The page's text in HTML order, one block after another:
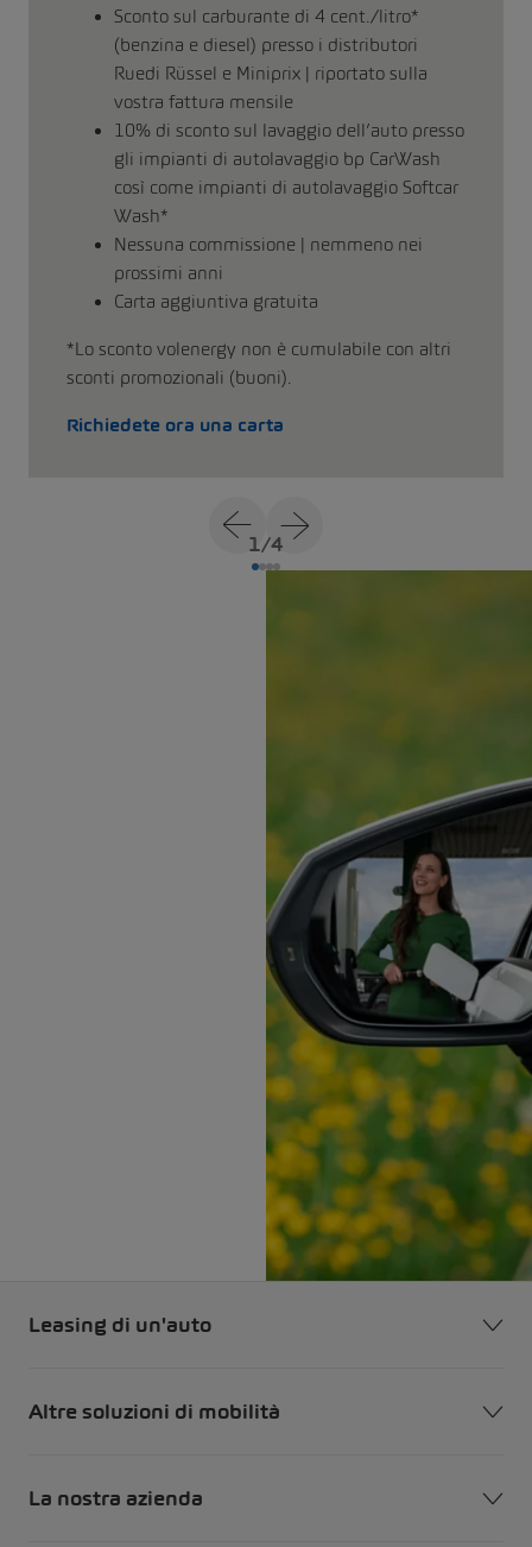
Sconto sul carburante di 4 cent./litro*
(benzina e diesel) presso i distributori
Ruedi Rüssel e Miniprix | riportato sulla
vostra fattura mensile
10% di sconto sul lavaggio dell’auto presso
gli impianti di autolavaggio bp CarWash
così come impianti di autolavaggio Softcar
Wash*
Nessuna commissione | nemmeno nei
prossimi anni
Carta aggiuntiva gratuita
*Lo sconto volenergy non è cumulabile con altri
sconti promozionali (buoni).
Richiedete ora una carta
1/4
Leasing di un'auto
Altre soluzioni di mobilità
La nostra azienda